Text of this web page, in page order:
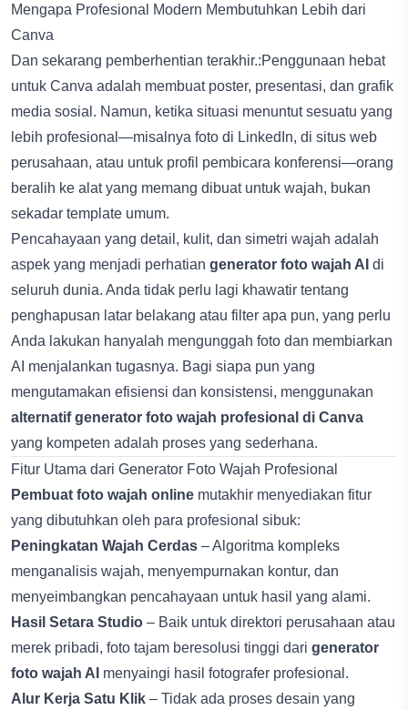
Mengapa Profesional Modern Membutuhkan Lebih dari
Canva
Dan sekarang pemberhentian terakhir.:Penggunaan hebat
untuk Canva adalah membuat poster, presentasi, dan grafik
media sosial. Namun, ketika situasi menuntut sesuatu yang
lebih profesional—misalnya foto di LinkedIn, di situs web
perusahaan, atau untuk profil pembicara konferensi—orang
beralih ke alat yang memang dibuat untuk wajah, bukan
sekadar template umum.
Pencahayaan yang detail, kulit, dan simetri wajah adalah
aspek yang menjadi perhatian generator foto wajah AI di
seluruh dunia. Anda tidak perlu lagi khawatir tentang
penghapusan latar belakang atau filter apa pun, yang perlu
Anda lakukan hanyalah mengunggah foto dan membiarkan
AI menjalankan tugasnya. Bagi siapa pun yang
mengutamakan efisiensi dan konsistensi, menggunakan
alternatif generator foto wajah profesional di Canva
yang kompeten adalah proses yang sederhana.
Fitur Utama dari Generator Foto Wajah Profesional
Pembuat foto wajah online mutakhir menyediakan fitur
yang dibutuhkan oleh para profesional sibuk:
Peningkatan Wajah Cerdas – Algoritma kompleks
menganalisis wajah, menyempurnakan kontur, dan
menyeimbangkan pencahayaan untuk hasil yang alami.
Hasil Setara Studio – Baik untuk direktori perusahaan atau
merek pribadi, foto tajam beresolusi tinggi dari generator
foto wajah AI menyaingi hasil fotografer profesional.
Alur Kerja Satu Klik – Tidak ada proses desain yang